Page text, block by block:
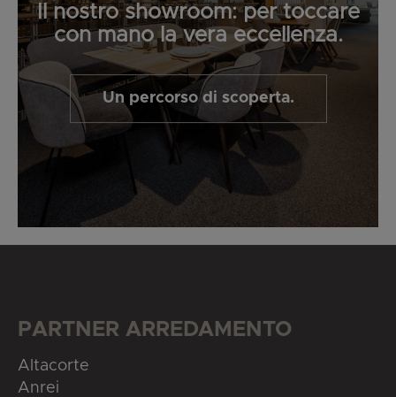
Il nostro showroom: per toccare
con mano la vera eccellenza.
Un percorso di scoperta.
PARTNER ARREDAMENTO
Altacorte
Anrei